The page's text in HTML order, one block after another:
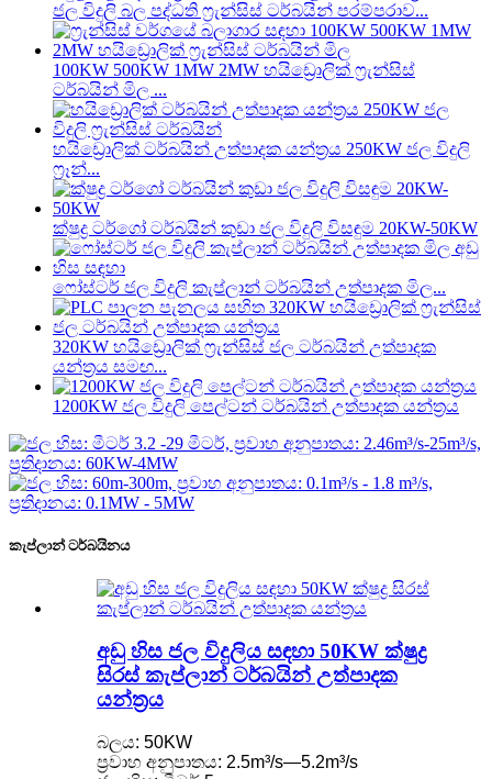
ජල විදුලි බල පද්ධති ෆ්‍රැන්සිස් ටර්බයින් පරම්පරාව...
100KW 500KW 1MW 2MW හයිඩ්‍රොලික් ෆ්‍රැන්සිස්
ටර්බයින් මිල ...
හයිඩ්‍රොලික් ටර්බයින් උත්පාදක යන්ත්‍රය 250KW ජල විදුලි
ෆ්‍රෑන්...
ක්ෂුද්‍ර ටර්ගෝ ටර්බයින් කුඩා ජල විදුලි විසඳුම 20KW-50KW
ෆෝස්ටර් ජල විදුලි කැප්ලාන් ටර්බයින් උත්පාදක මිල...
320KW හයිඩ්‍රොලික් ෆ්‍රැන්සිස් ජල ටර්බයින් උත්පාදක
යන්ත්‍රය සමඟ...
1200KW ජල විදුලි පෙල්ටන් ටර්බයින් උත්පාදක යන්ත්‍රය
කැප්ලාන් ටර්බයිනය
අඩු හිස ජල විදුලිය සඳහා 50KW ක්ෂුද්‍ර
සිරස් කැප්ලාන් ටර්බයින් උත්පාදක
යන්ත්‍රය
බලය: 50KW
ප්‍රවාහ අනුපාතය: 2.5m³/s—5.2m³/s